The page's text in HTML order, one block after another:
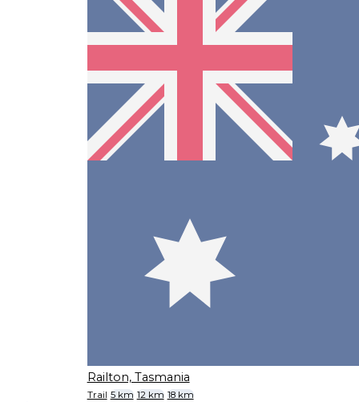
Railton, Tasmania
Trail 5 km 12 km 18 km